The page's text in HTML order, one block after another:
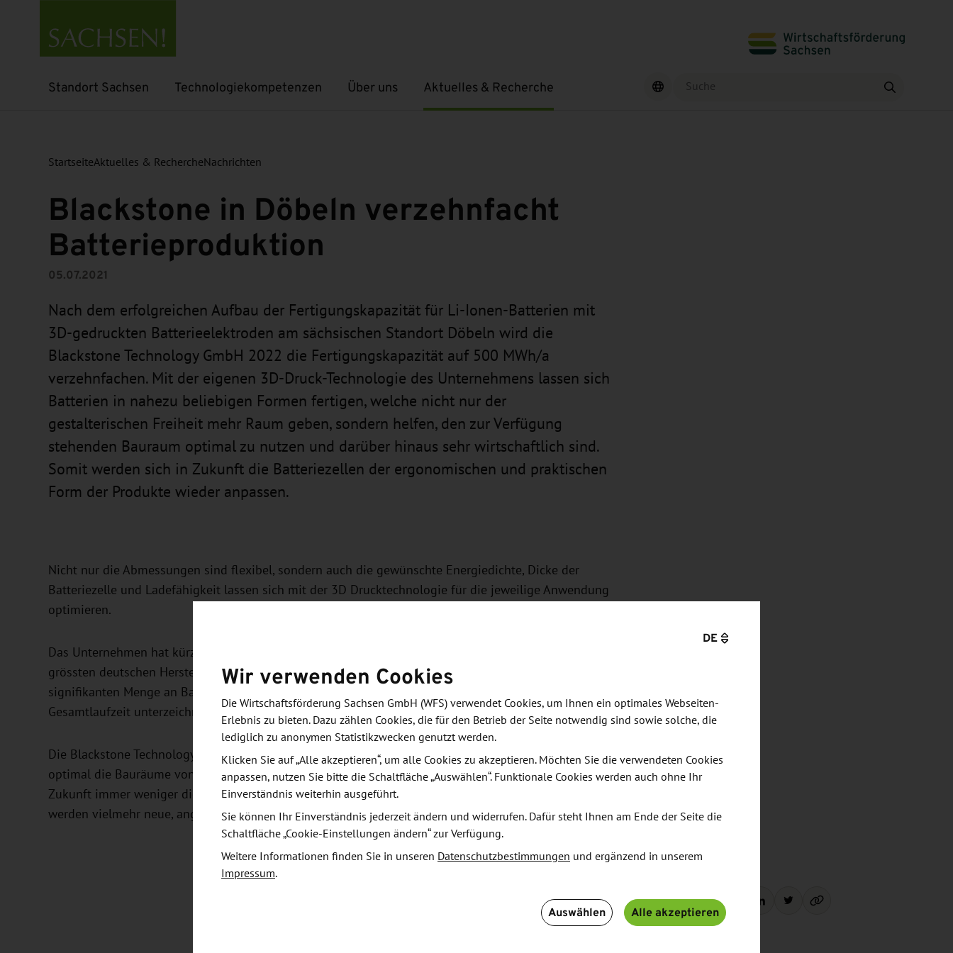
Standort Sachsen
Untermenü öffnen Technologiekompetenzen
Untermenü öffnen Über uns
Untermenü öffnenAktuelles & Recherche
Untermenü öffnen Finden
StartseiteAktuelles & RechercheNachrichten
Blackstone in Döbeln verzehnfacht
Batterieproduktion
05.07.2021
Nach dem erfolgreichen Aufbau der Fertigungskapazität für Li-Ionen-Batterien mit
3D-gedruckten Batterieelektroden am sächsischen Standort Döbeln wird die
Blackstone Technology GmbH 2022 die Fertigungskapazität auf 500 MWh/a
verzehnfachen. Mit der eigenen 3D-Druck-Technologie des Unternehmens lassen sich
Batterien in nahezu beliebigen Formen fertigen, welche nicht nur der
gestalterischen Freiheit mehr Raum geben, sondern helfen, den zur Verfügung
stehenden Bauraum optimal zu nutzen und darüber hinaus sehr wirtschaftlich sind.
Somit werden sich in Zukunft die Batteriezellen der ergonomischen und praktischen
Form der Produkte wieder anpassen.
Nicht nur die Abmessungen sind flexibel, sondern auch die gewünschte Energiedichte, Dicke der
Batteriezelle und Ladefähigkeit lassen sich mit der 3D Drucktechnologie für die jeweilige Anwendung
optimieren.
Das Unternehmen hat kürzlich eine Absichtserklärung mit der Triathlon Batterien GmbH, dem
grössten deutschen Hersteller von Batteriesystemen für Flurförderzeuge zur Lieferung einer
signifikanten Menge an Batteriezellen mit einem Potenzial von mehreren 100 MWh über die
Gesamtlaufzeit unterzeichnet.
Die Blackstone Technology GmbH kann mit ihren hochflexiblen Batterieformaten unter anderem
optimal die Bauräume von modernen Gabelstaplern und anderen Fahrzeugen füllen. Hier werden in
Zukunft immer weniger die alten Bauraumstandards, auch als Batterietröge bekannt, verwendet. Es
werden vielmehr neue, angepasste Batterieformate benötigt, um damit die Fahrzeuge zu optimieren.
Teilen:
DE
Wir verwenden Cookies
Die Wirtschaftsförderung Sachsen GmbH (WFS) verwendet Cookies, um Ihnen ein optimales Webseiten-
Erlebnis zu bieten. Dazu zählen Cookies, die für den Betrieb der Seite notwendig sind sowie solche, die
lediglich zu anonymen Statistikzwecken genutzt werden.
Klicken Sie auf „Alle akzeptieren“, um alle Cookies zu akzeptieren. Möchten Sie die verwendeten Cookies
anpassen, nutzen Sie bitte die Schaltfläche „Auswählen“. Funktionale Cookies werden auch ohne Ihr
Einverständnis weiterhin ausgeführt.
Sie können Ihr Einverständnis jederzeit ändern und widerrufen. Dafür steht Ihnen am Ende der Seite die
Schaltfläche „Cookie-Einstellungen ändern“ zur Verfügung.
Weitere Informationen finden Sie in unseren Datenschutzbestimmungen und ergänzend in unserem
Impressum.
Auswählen Alle akzeptieren